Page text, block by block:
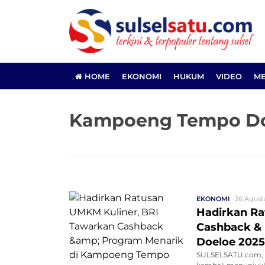
HOME EKONOMI HUKUM VIDEO
Kampoeng Tempo
EKONOMI 26
Hadirkan
Cashback
Doeloe 2025